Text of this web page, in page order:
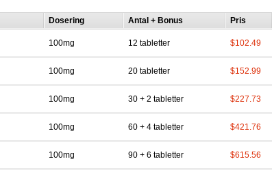
Dosering Antal + Bonus Pris
100mg 12 tabletter $102.49
100mg 20 tabletter $152.99
100mg 30 + 2 tabletter $227.73
100mg 60 + 4 tabletter $421.76
100mg 90 + 6 tabletter $615.56